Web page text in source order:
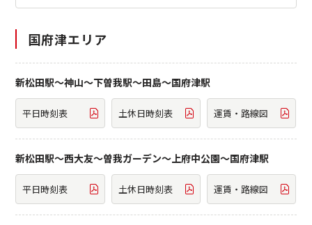
国府津エリア
新松田駅～神山～下曽我駅～田島～国府津駅
平日時刻表 土休日時刻表 運賃・路線図
新松田駅～西大友～曽我ガーデン～上府中公園～国府津駅
平日時刻表 土休日時刻表 運賃・路線図